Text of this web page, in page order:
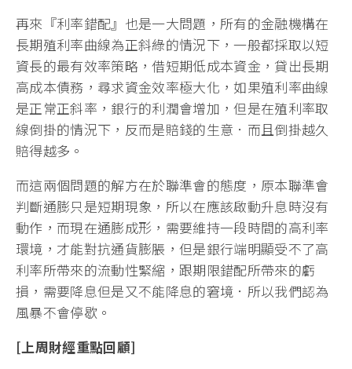
再來『利率錯配』也是一大問題，所有的金融機構在
長期殖利率曲線為正斜綠的情況下，一般都採取以短
資長的最有效率策略，借短期低成本資金，貸出長期
高成本債務，尋求資金效率極大化，如果殖利率曲線
是正常正斜率，銀行的利潤會增加，但是在殖利率取
線倒掛的情況下，反而是賠錢的生意．而且倒掛越久
賠得越多。
而這兩個問題的解方在於聯準會的態度，原本聯準會
判斷通膨只是短期現象，所以在應該啟動升息時沒有
動作，而現在通膨成形，需要維持一段時間的高利率
環境，才能對抗通貨膨脹，但是銀行端明顯受不了高
利率所帶來的流動性緊縮，跟期限錯配所帶來的虧
損，需要降息但是又不能降息的窘境．所以我們認為
風暴不會停歇。
[上周財經重點回顧]